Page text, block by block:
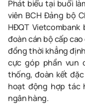
Phát biểu tại buổi
viên BCH Đảng bộ
HĐQT
đoàn cán bộ cấp
đồng thời khẳng
cực góp phần vun
thống, đoàn kết
hoạt động hợp tác
ngân hàng.